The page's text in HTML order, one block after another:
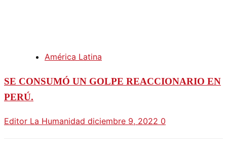
América Latina
SE CONSUMÓ UN GOLPE REACCIONARIO EN
PERÚ.
Editor La Humanidad diciembre 9, 2022 0